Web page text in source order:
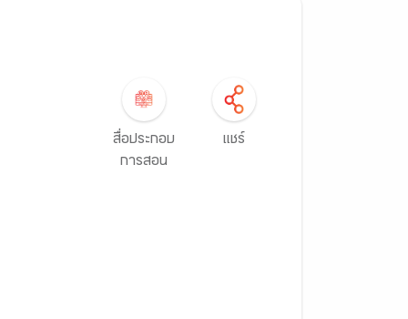
สื่อประกอบ
การสอน
แชร์